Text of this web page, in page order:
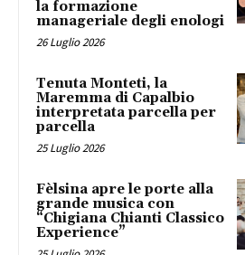
la formazione
manageriale degli enologi
26 Luglio 2026
Tenuta Monteti, la
Maremma di Capalbio
interpretata parcella per
parcella
25 Luglio 2026
Fèlsina apre le porte alla
grande musica con
“Chigiana Chianti Classico
Experience”